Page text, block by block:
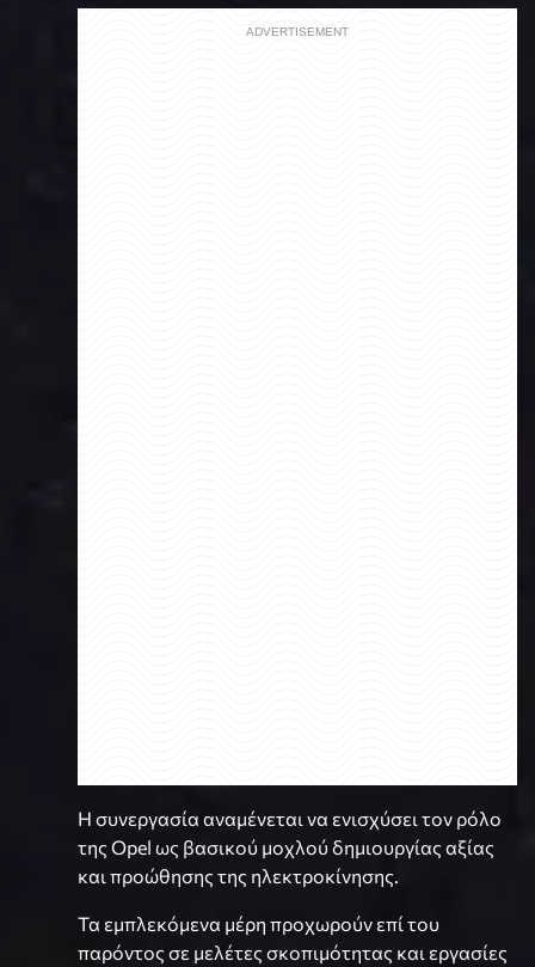
Η συνεργασία αναμένεται να ενισχύσει τον ρόλο
της Opel ως βασικού μοχλού δημιουργίας αξίας
και προώθησης της ηλεκτροκίνησης.
Τα εμπλεκόμενα μέρη προχωρούν επί του
παρόντος σε μελέτες σκοπιμότητας και εργασίες